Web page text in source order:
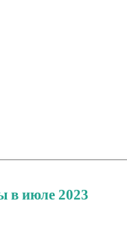
в июле 2023